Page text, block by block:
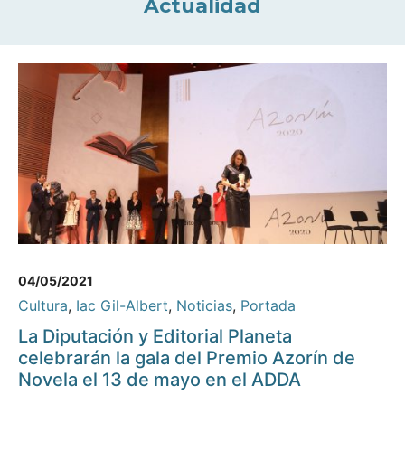
Actualidad
04/05/2021
Cultura, Iac Gil-Albert, Noticias, Portada
La Diputación y Editorial Planeta
celebrarán la gala del Premio Azorín de
Novela el 13 de mayo en el ADDA